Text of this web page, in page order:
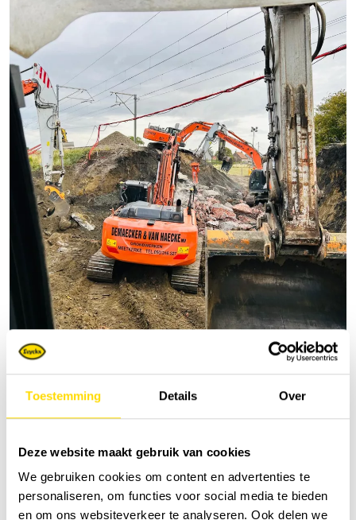
Toestemming Details Over
Deze website maakt gebruik van cookies
We gebruiken cookies om content en advertenties te
personaliseren, om functies voor social media te bieden
en om ons websiteverkeer te analyseren. Ook delen we